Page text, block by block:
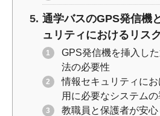
通学バスのGPS発信機
ュリティにおけるリス
GPS発信機を挿入し
法の必要性
情報セキュリティに
用に必要なシステムの
教職員と保護者が安